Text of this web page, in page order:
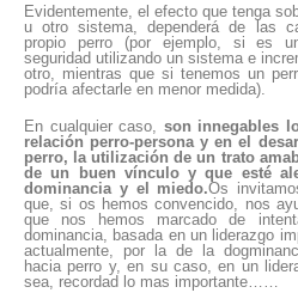
Evidentemente, el efecto que tenga
u otro sistema, dependerá de las
propio perro (por ejemplo, si es
seguridad utilizando un sistema e
otro, mientras que si tenemos un
podría afectarle en menor medida).
En cualquier caso, son innegables
relación perro-persona y en el
perro, la utilización de un trato
de un buen vínculo y que esté
dominancia y el miedo.Os
que, si os hemos convencido, nos
que nos hemos marcado de
dominancia, basada en un liderazgo
actualmente, por la de la
hacia perro y, en su caso, en un
sea, recordad lo mas importante……